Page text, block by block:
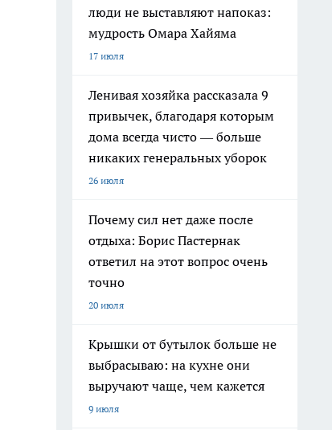
люди не выставляют напоказ:
мудрость Омара Хайяма
17 июля
Ленивая хозяйка рассказала 9
привычек, благодаря которым
дома всегда чисто — больше
никаких генеральных уборок
26 июля
Почему сил нет даже после
отдыха: Борис Пастернак
ответил на этот вопрос очень
точно
20 июля
Крышки от бутылок больше не
выбрасываю: на кухне они
выручают чаще, чем кажется
9 июля